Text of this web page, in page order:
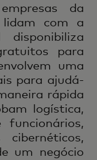
da
com a
para
uma
para ajudá-
rápida
logística,
funcionários,
um negócio